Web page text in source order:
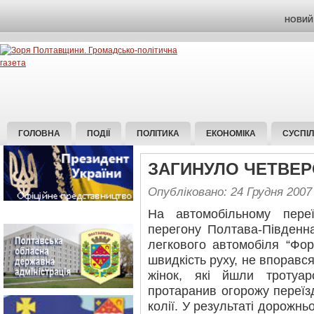
НОВИЙ
ГОЛОВНА ПОДІЇ ПОЛІТИКА ЕКОНОМІКА
ЗАГИНУЛО
Опубліковано: 24 Грудня 2007
На автомобільному
перегону Полтава-
легкового автомобіля
швидкість руху, не
жінок, які йшли
протаранив огорожу
колії. У результаті